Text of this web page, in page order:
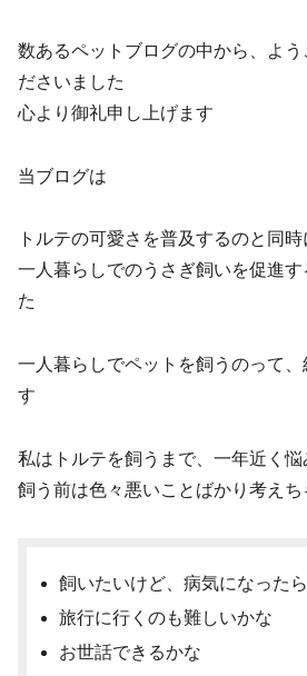
数あるペットブログの中から、よう
ださいました
心より御礼申し上げます
当ブログは
トルテの可愛さを普及するのと同時
一人暮らしでのうさぎ飼いを促進
た
一人暮らしでペットを飼うのって
す
私はトルテを飼うまで、一年近く悩
飼う前は色々悪いことばかり考え
飼いたいけど、病気になった
旅行に行くのも難しいかな
お世話できるかな